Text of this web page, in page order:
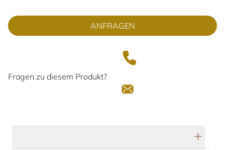
ANFRAGEN
Fragen zu diesem Produkt?